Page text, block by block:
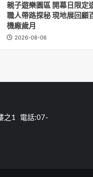
親子遊樂園區 開幕日限定
職人帶路探秘 現地展回顧
機廠歲月
2026-08-06
之1 電話:07-